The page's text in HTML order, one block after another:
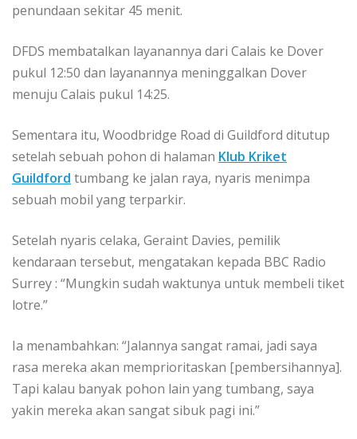
penundaan sekitar 45 menit.
DFDS membatalkan layanannya dari Calais ke Dover
pukul 12:50 dan layanannya meninggalkan Dover
menuju Calais pukul 14:25.
Sementara itu, Woodbridge Road di Guildford ditutup
setelah sebuah pohon di halaman Klub Kriket
Guildford tumbang ke jalan raya, nyaris menimpa
sebuah mobil yang terparkir.
Setelah nyaris celaka, Geraint Davies, pemilik
kendaraan tersebut, mengatakan kepada BBC Radio
Surrey: “Mungkin sudah waktunya untuk membeli tiket
lotre.”
Ia menambahkan: “Jalannya sangat ramai, jadi saya
rasa mereka akan memprioritaskan [pembersihannya].
Tapi kalau banyak pohon lain yang tumbang, saya
yakin mereka akan sangat sibuk pagi ini.”